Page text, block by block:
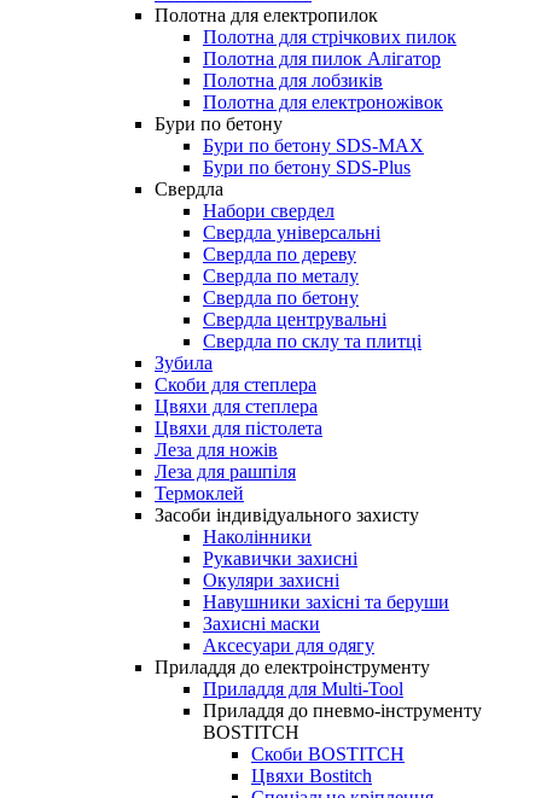
Полотна для електропилок
Полотна для стрічкових пилок
Полотна для пилок Алігатор
Полотна для лобзиків
Полотна для електроножівок
Бури по бетону
Бури по бетону SDS-MAX
Бури по бетону SDS-Plus
Свердла
Набори свердел
Свердла універсальні
Свердла по дереву
Свердла по металу
Свердла по бетону
Свердла центрувальні
Свердла по склу та плитці
Зубила
Скоби для степлера
Цвяхи для степлера
Цвяхи для пістолета
Леза для ножів
Леза для рашпіля
Термоклей
Засоби індивідуального захисту
Наколінники
Рукавички захисні
Окуляри захисні
Навушники захісні та беруши
Захисні маски
Аксесуари для одягу
Приладдя до електроінструменту
Приладдя для Multi-Tool
Приладдя до пневмо-інструменту
BOSTITCH
Скоби BOSTITCH
Цвяхи Bostitch